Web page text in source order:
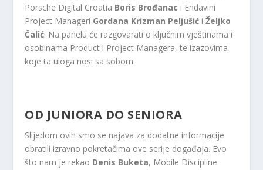
Porsche Digital Croatia Boris Brođanac i Endavini
Project Manageri Gordana Krizman Peljušić iŽeljko
Čalić. Na panelu će razgovarati o ključnim vještinama i
osobinama Product i Project Managera, te izazovima
koje ta uloga nosi sa sobom.
OD JUNIORA DO SENIORA
Slijedom ovih smo se najava za dodatne informacije
obratili izravno pokretačima ove serije događaja. Evo
što nam je rekao Denis Buketa, Mobile Discipline